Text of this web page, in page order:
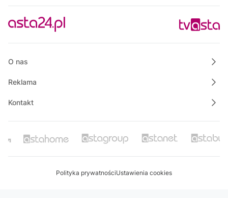
O nas
Reklama
Kontakt
Polityka prywatnościUstawienia cookies